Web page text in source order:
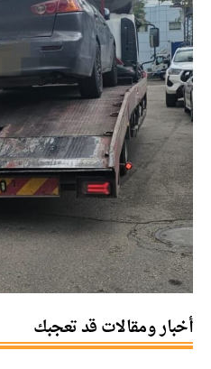
أخبار ومقالات قد تعجبك